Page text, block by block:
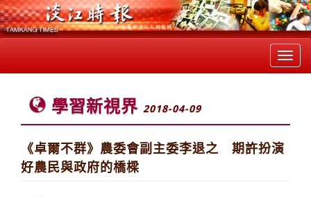
學習新視界 2018-04-09
《卓爾不群》農委會副主委李退之 期許扮演
好農民與政府的橋樑